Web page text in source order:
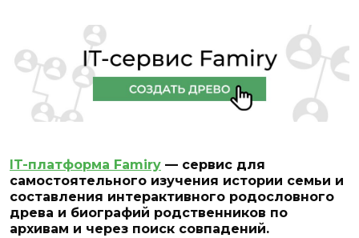
IT-платформа Famiry — сервис для
самостоятельного изучения истории семьи и
составления интерактивного родословного
древа и биографий родственников по
архивам и через поиск совпадений.